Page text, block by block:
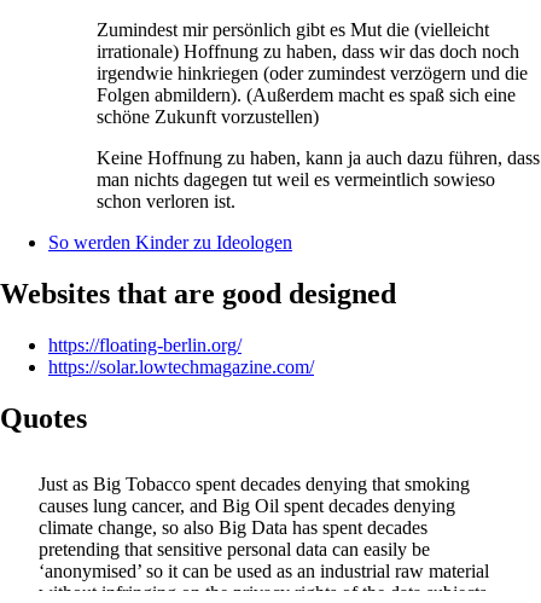
Zumindest mir persönlich gibt es Mut die (vielleicht
irrationale) Hoffnung zu haben, dass wir das doch noch
irgendwie hinkriegen (oder zumindest verzögern und die
Folgen abmildern). (Außerdem macht es spaß sich eine
schöne Zukunft vorzustellen)
Keine Hoffnung zu haben, kann ja auch dazu führen, dass
man nichts dagegen tut weil es vermeintlich sowieso
schon verloren ist.
So werden Kinder zu Ideologen
Websites that are good designed
https://floating-berlin.org/
https://solar.lowtechmagazine.com/
Quotes
Just as Big Tobacco spent decades denying that smoking
causes lung cancer, and Big Oil spent decades denying
climate change, so also Big Data has spent decades
pretending that sensitive personal data can easily be
‘anonymised’ so it can be used as an industrial raw material
without infringing on the privacy rights of the data subjects.